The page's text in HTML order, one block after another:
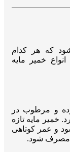
که هر کدام
خمیر مایه
و مرطوب در
خمیر مایه تازه
و عمر کوتاهی
مصرف شود.